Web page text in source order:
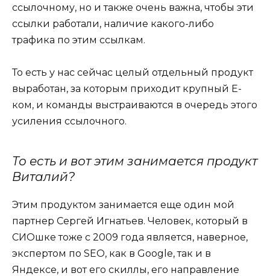
ссылочному, но и также очень важна, чтобы эти
ссылки работали, наличие какого-либо
трафика по этим ссылкам.
То есть у нас сейчас целый отдельный продукт
выработан, за которым приходит крупный E-
ком, и команды выстраиваются в очередь этого
усиления ссылочного.
То есть и вот этим занимается продукт
Виталий?
Этим продуктом занимается еще один мой
партнер Сергей Игнатьев. Человек, который в
СИОшке тоже с 2009 года является, наверное,
экспертом по SEO, как в Google, так и в
Яндексе, и вот его скиллы, его направление